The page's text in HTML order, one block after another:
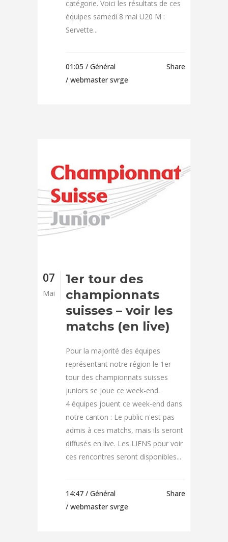
catégorie. Voici les résultats de ces
équipes samedi 8 mai U20 M :
Servette...
01:05 / Général
/ webmaster svrge
Share
07
Mai
1er tour des
championnats
suisses – voir les
matchs (en live)
Pour la majorité des équipes
représentant notre région le 1er
tour des championnats suisses
juniors se joue ce week-end.
4 équipes jouent ce week-end dans
notre canton : Le public n'est pas
admis à ces matchs, mais ils seront
diffusés en live. Les LIENS pour voir
ces rencontres seront disponibles...
14:47 / Général
/ webmaster svrge
Share